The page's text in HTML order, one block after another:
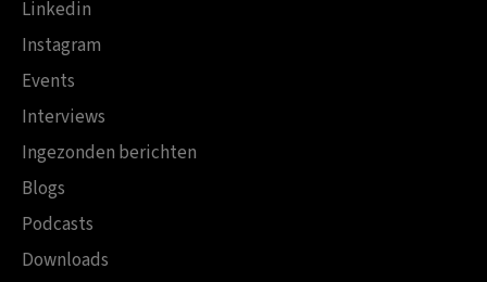
Linkedin
Instagram
Events
Interviews
Ingezonden berichten
Blogs
Podcasts
Downloads